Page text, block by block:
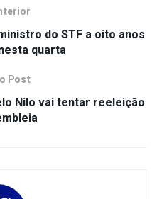
do STF a oito anos
quarta
Post
Nilo vai tentar reeleição